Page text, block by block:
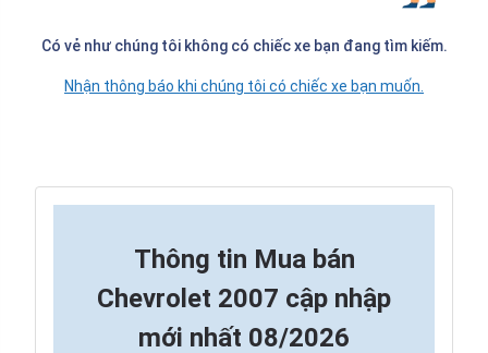
Có vẻ như chúng tôi không có chiếc xe bạn đang tìm kiếm.
Nhận thông báo khi chúng tôi có chiếc xe bạn muốn.
Thông tin Mua bán
Chevrolet 2007 cập nhập
mới nhất 08/2026